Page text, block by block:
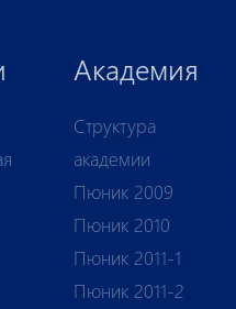
Академия
Структура
академии
Пюник 2009
Пюник 2010
Пюник 2011-1
Пюник 2011-2